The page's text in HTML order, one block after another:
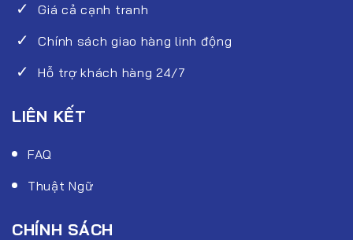
Giá cả cạnh tranh
Chính sách giao hàng linh động
Hỗ trợ khách hàng 24/7
LIÊN KẾT
FAQ
Thuật Ngữ
CHÍNH SÁCH